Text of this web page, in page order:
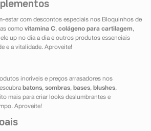
estar com descontos especiais nos Bloquinhos de
como vitamina C, colágeno para cartilagem,
up no dia a dia e outros produtos essenciais
e a vitalidade. Aproveite!
incríveis e preços arrasadores nos
batons, sombras, bases, blushes,
mais para criar looks deslumbrantes e
Aproveite!